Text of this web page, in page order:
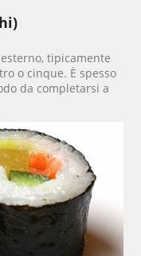
tipicamente
o cinque. È spesso
da completarsi a